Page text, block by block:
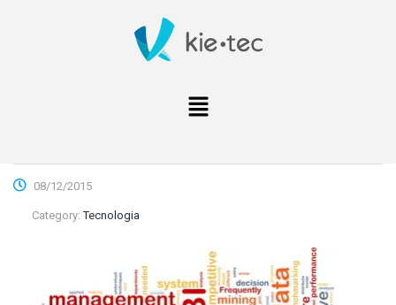
08/12/2015
Category:Tecnologia